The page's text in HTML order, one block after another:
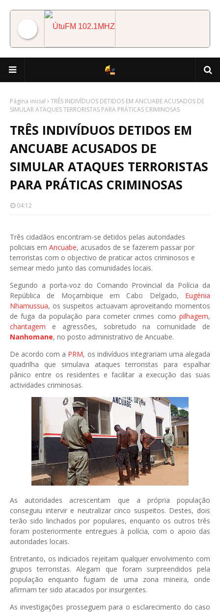
ÚtuFM 102.1MHZ
Página inicial
TRÊS INDIVÍDUOS DETIDOS EM ANCUABE ACUSADOS DE
SIMULAR ATAQUES TERRORISTAS PARA PRÁTICAS CRIMINOSAS
TRÊS INDIVÍDUOS DETIDOS EM
ANCUABE ACUSADOS DE
SIMULAR ATAQUES TERRORISTAS
PARA PRÁTICAS CRIMINOSAS
04:12
Três cidadãos encontram-se detidos pelas autoridades
policiais em Ancuabe, acusados de se fazerem passar por
terroristas com o objectivo de praticar actos criminosos e
semear medo junto das comunidades locais.
Segundo a porta-voz do Comando Provincial da Polícia da
República de Moçambique em Cabo Delgado, Eugénia
Nhamussua, os suspeitos actuavam aproveitando momentos
de fuga da população para cometer crimes como pilhagem,
chantagem e agressões, sobretudo na comunidade de
Nanhomane, no posto administrativo de Ancuabe.
De acordo com a PRM, os indivíduos integrariam uma alegada
quadrilha que simulava ataques terroristas para espalhar
pânico entre os residentes e facilitar a execução das suas
actividades criminosas.
As autoridades acrescentam que a própria população
conseguiu intervir e neutralizar cinco suspeitos. Destes, dois
terão sido linchados por populares, enquanto os outros três
foram posteriormente entregues à polícia, com o apoio das
autoridades locais.
Entretanto, os indiciados rejeitam qualquer envolvimento com
grupos terroristas. Alegam que foram surpreendidos pela
população enquanto fugiam de uma zona mineira, onde
afirmam ter sido atacados por insurgentes.
As investigações prosseguem para o esclarecimento do caso